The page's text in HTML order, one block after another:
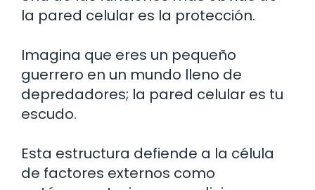
la pared celular es la protección.
Imagina que eres un pequeño
guerrero en un mundo lleno de
depredadores; la pared celular es tu
escudo.
Esta estructura defiende a la célula
de factores externos como